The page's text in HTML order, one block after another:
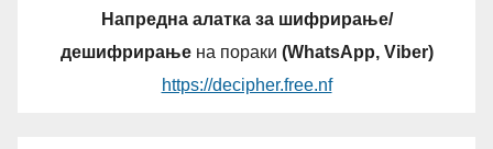
Напредна алатка за шифрирање/
дешифрирањена пораки (WhatsApp, Viber)
https://decipher.free.nf